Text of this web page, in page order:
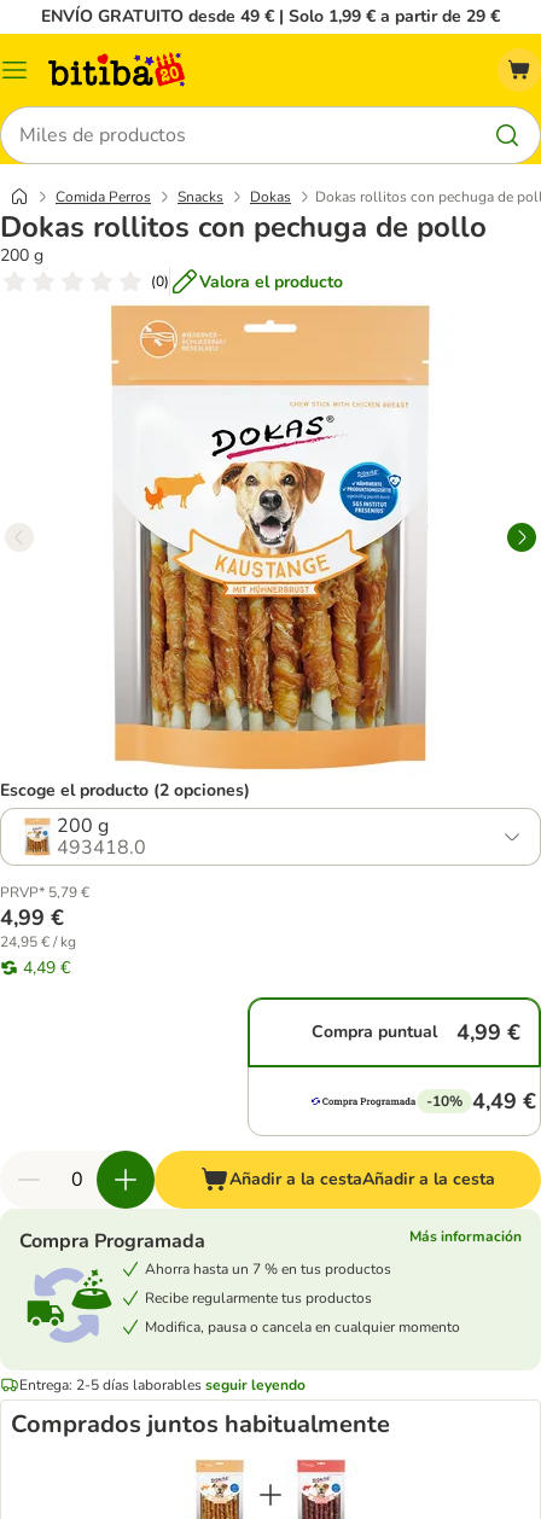
ENVÍO GRATUITO desde 49 € | Solo 1,99 € a partir de 29 €
Menú
Buscar
Comida Perros Snacks Dokas Dokas rollitos con pechuga de
Dokas rollitos con pechuga de pollo
200 g
(0) Valora el producto
Escoge el producto (2 opciones)
200 g
493418.0
PRVP* 5,79 €
4,99 €
24,95 € / kg
4,49 €
Compra puntual 4,99 €
-10% 4,49 €
Añadir a la cestaAñadir a la cesta
Compra Programada
Más información
Ahorra hasta un 7 % en tus productos
Recibe regularmente tus productos
Modifica, pausa o cancela en cualquier momento
Entrega: 2-5 días laborablesseguir leyendo
Comprados juntos habitualmente